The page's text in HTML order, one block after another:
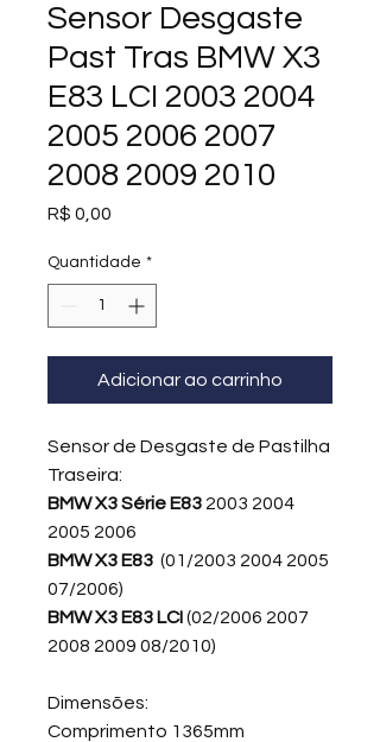
Sensor Desgaste
Past Tras BMW X3
E83 LCI 2003 2004
2005 2006 2007
2008 2009 2010
R$ 0,00
Quantidade *
Adicionar ao carrinho
Sensor de Desgaste de Pastilha
Traseira:
BMW X3 Série E83 2003 2004
2005 2006
BMW X3 E83 (01/2003 2004 2005
07/2006)
BMW X3 E83 LCI(02/2006 2007
2008 2009 08/2010)
Dimensões:
Comprimento 1365mm